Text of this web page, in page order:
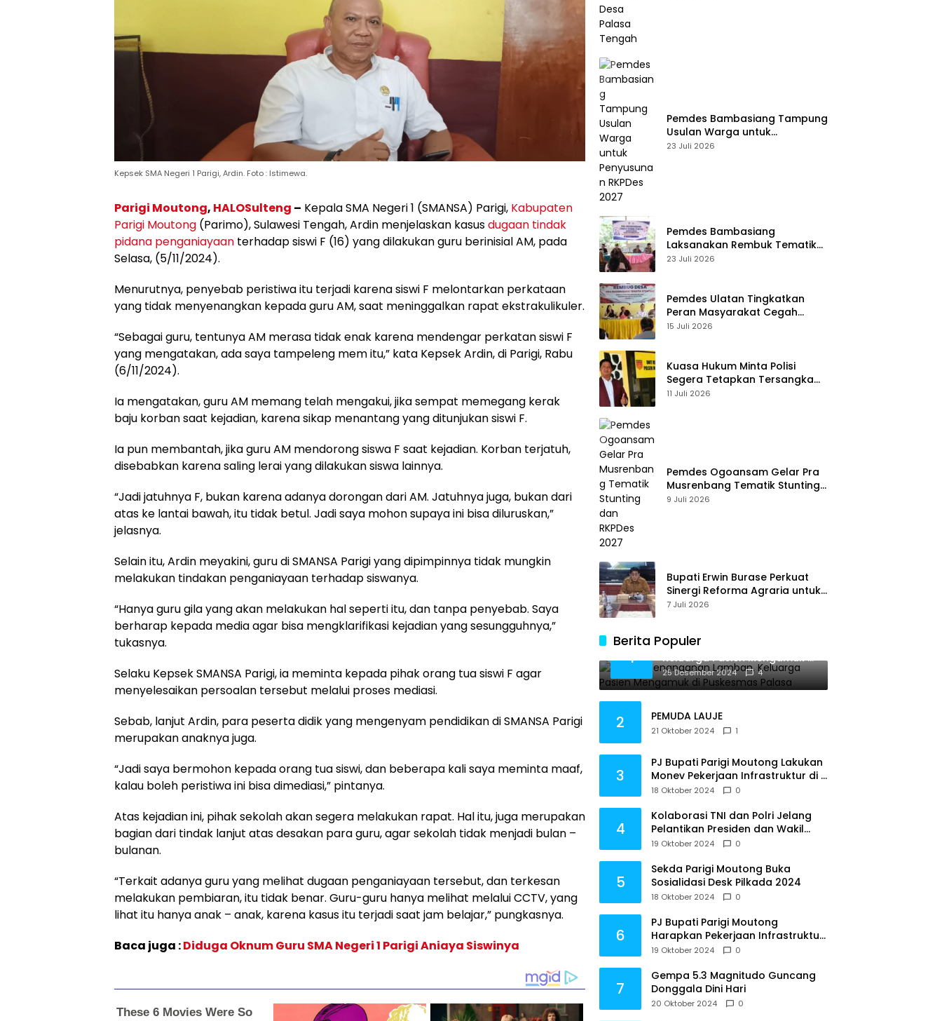
Kepsek SMA Negeri 1 Parigi, Ardin. Foto : Istimewa.
Parigi Moutong, HALOSulteng – Kepala SMA Negeri 1 (SMANSA) Parigi, Kabupaten
Parigi Moutong (Parimo), Sulawesi Tengah, Ardin menjelaskan kasusdugaan tindak
pidana penganiayaan terhadap siswi F (16) yang dilakukan guru berinisial AM, pada
Selasa, (5/11/2024).
Menurutnya, penyebab peristiwa itu terjadi karena siswi F melontarkan perkataan
yang tidak menyenangkan kepada guru AM, saat meninggalkan rapat ekstrakulikuler.
“Sebagai guru, tentunya AM merasa tidak enak karena mendengar perkatan siswi F
yang mengatakan, ada saya tampeleng mem itu,” kata Kepsek Ardin, di Parigi, Rabu
(6/11/2024).
Ia mengatakan, guru AM memang telah mengakui, jika sempat memegang kerak
baju korban saat kejadian, karena sikap menantang yang ditunjukan siswi F.
Ia pun membantah, jika guru AM mendorong siswa F saat kejadian. Korban terjatuh,
disebabkan karena saling lerai yang dilakukan siswa lainnya.
“Jadi jatuhnya F, bukan karena adanya dorongan dari AM. Jatuhnya juga, bukan dari
atas ke lantai bawah, itu tidak betul. Jadi saya mohon supaya ini bisa diluruskan,”
jelasnya.
Selain itu, Ardin meyakini, guru di SMANSA Parigi yang dipimpinnya tidak mungkin
melakukan tindakan penganiayaan terhadap siswanya.
“Hanya guru gila yang akan melakukan hal seperti itu, dan tanpa penyebab. Saya
berharap kepada media agar bisa mengklarifikasi kejadian yang sesungguhnya,”
tukasnya.
Selaku Kepsek SMANSA Parigi, ia meminta kepada pihak orang tua siswi F agar
menyelesaikan persoalan tersebut melalui proses mediasi.
Sebab, lanjut Ardin, para peserta didik yang mengenyam pendidikan di SMANSA Parigi
merupakan anaknya juga.
“Jadi saya bermohon kepada orang tua siswi, dan beberapa kali saya meminta maaf,
kalau boleh peristiwa ini bisa dimediasi,” pintanya.
Atas kejadian ini, pihak sekolah akan segera melakukan rapat. Hal itu, juga merupakan
bagian dari tindak lanjut atas desakan para guru, agar sekolah tidak menjadi bulan –
bulanan.
“Terkait adanya guru yang melihat dugaan penganiayaan tersebut, dan terkesan
melakukan pembiaran, itu tidak benar. Guru-guru hanya melihat melalui CCTV, yang
lihat itu hanya anak – anak, karena kasus itu terjadi saat jam belajar,” pungkasnya.
Baca juga :Diduga Oknum Guru SMA Negeri 1 Parigi Aniaya Siswinya
Pemdes Bambasiang Tampung
Usulan Warga untuk
Penyusunan RKPDes 2027
23 Juli 2026
Pemdes Bambasiang
Laksanakan Rembuk Tematik
Stunting
23 Juli 2026
Pemdes Ulatan Tingkatkan
Peran Masyarakat Cegah
Stunting
15 Juli 2026
Kuasa Hukum Minta Polisi
Segera Tetapkan Tersangka
Usai Kasus Pencurian di Rumah
11 Juli 2026
Pemdes Ogoansam Gelar Pra
Musrenbang Tematik Stunting
dan RKPDes 2027
9 Juli 2026
Bupati Erwin Burase Perkuat
Sinergi Reforma Agraria untuk
Kepastian Hak Atas Tanah
7 Juli 2026
Berita Populer
1
Diduga Penanganan Lamban,
Keluarga Pasien Mengamuk di
Puskesmas Palasa
25 Desember 2024 4
2 PEMUDA LAUJE
21 Oktober 2024 1
3
PJ Bupati Parigi Moutong Lakukan
Monev Pekerjaan Infrastruktur di 3
Kecamatan
18 Oktober 2024 0
4
Kolaborasi TNI dan Polri Jelang
Pelantikan Presiden dan Wakil
Presiden RI
19 Oktober 2024 0
5
Sekda Parigi Moutong Buka
Sosialidasi Desk Pilkada 2024
18 Oktober 2024 0
6
PJ Bupati Parigi Moutong
Harapkan Pekerjaan Infrastruktur
Tepat Waktu
19 Oktober 2024 0
7
Gempa 5.3 Magnitudo Guncang
Donggala Dini Hari
20 Oktober 2024 0